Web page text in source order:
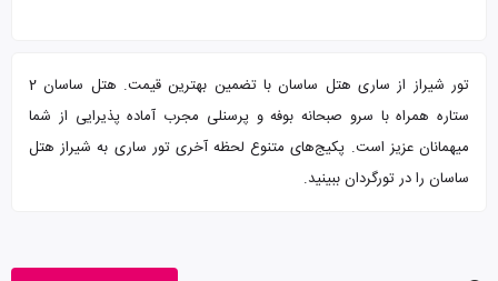
تور شیراز از ساری هتل ساسان با تضمین بهترین قیمت. هتل ساسان 2
ستاره همراه با سرو صبحانه بوفه و پرسنلی مجرب آماده پذیرایی از شما
میهمانان عزیز است. پکیج‌های متنوع لحظه آخری تور ساری به شیراز هتل
ساسان را در تورگردان ببینید.